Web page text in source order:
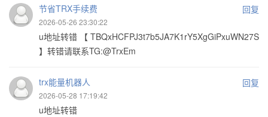
节省TRX手续费 回复
2026-05-26 23:30:22
u地址转错 【 TBQxHCFPJ3t7b5JA7K1rY5XgGiPxuWN27S
】转错请联系TG:@TrxEm
trx能量机器人 回复
2026-05-28 17:19:42
u地址转错